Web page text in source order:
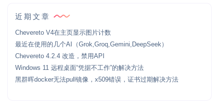
近期文章
Chevereto V4在主页显示图片计数
最近在使用的几个AI（Grok,Groq,Gemini,DeepSeek）
Chevereto 4.2.4 改造，禁用API
Windows 11 远程桌面“凭据不工作”的解决方法
黑群晖docker无法pull镜像，x509错误，证书过期解决方法